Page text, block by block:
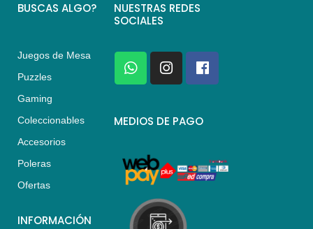
BUSCAS ALGO?
Juegos de Mesa
Puzzles
Gaming
Coleccionables
Accesorios
Poleras
Ofertas
INFORMACIÓN
NUESTRAS REDES
SOCIALES
W
h
a
s
p
I
n
s
a
a
m
F
a
c
b
k
MEDIOS DE PAGO